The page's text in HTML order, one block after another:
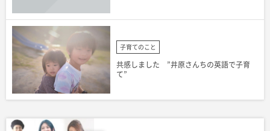
子育てのこと
共感しました ”井原さんちの英語で子育
て”